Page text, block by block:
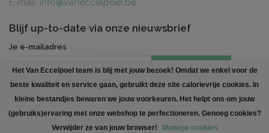
E-mail: info@vaneccelpoel.be
Blijf up-to-date via onze nieuwsbrief
Je e-mailadres
INSCHRIJVEN
Created byPolaris DC. All rights reserved
Het Van Eccelpoel team is blij met jouw bezoek! Omdat we enkel voor de
beste kwaliteit en service gaan, gebruikt deze site calorievrije cookies. In
kleine bestandjes bewaren we jouw voorkeuren. Het helpt ons om jouw
(gebruiks)ervaring met onze webshop te perfectioneren. Genoeg cookies?
Verwijder ze van jouw browser!
Manage cookies